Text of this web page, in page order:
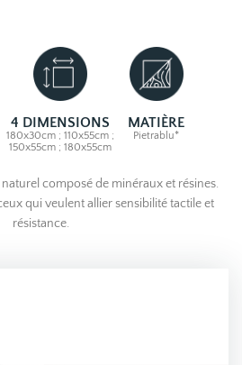
4 DIMENSIONS
180x30cm ; 110x55cm ;
150x55cm ; 180x55cm
MATIÈRE
Pietrablu*
composé de minéraux et résines.
qui veulent allier sensibilité tactile et
résistance.